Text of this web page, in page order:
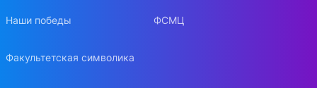
Наши победы
Факультетская символика
ФСМЦ